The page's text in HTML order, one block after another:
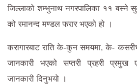
जिल्लाकाे शम्भुनाथ नगरपालिका ११ बस्ने
को रमानन्द मण्डल फरार भएको हाे ।
करागारबाट राति के-कुन समयमा, के-
जानकारी भएको सप्तरी प्रहरी प्रमुख
जानकारी दिनुभयो ।